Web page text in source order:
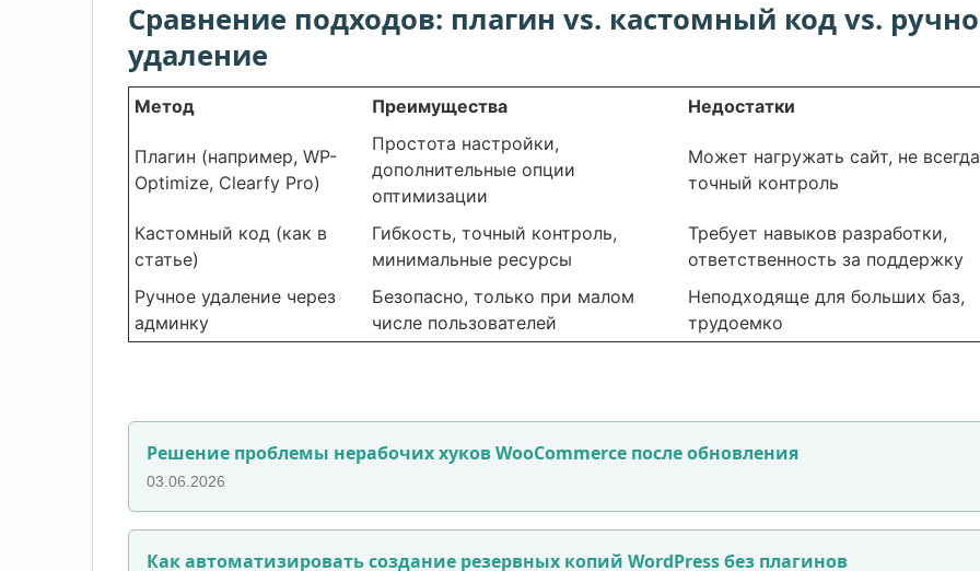
Сравнение подходов: плагин vs. кастомный код vs.
удаление
Метод Преимущества Недостатки
Плагин (например, WP-
Optimize, Clearfy Pro)
Простота настройки,
дополнительные опции
оптимизации
Может нагружать сайт, не всегда
точный контроль
Кастомный код (как в
статье)
Гибкость, точный контроль,
минимальные ресурсы
Требует навыков разработки,
ответственность за поддержку
Ручное удаление через
админку
Безопасно, только при малом
числе пользователей
Неподходяще для больших баз,
трудоемко
Решение проблемы нерабочих хуков WooCommerce после обновления
03.06.2026
Как автоматизировать создание резервных копий WordPress без плагинов